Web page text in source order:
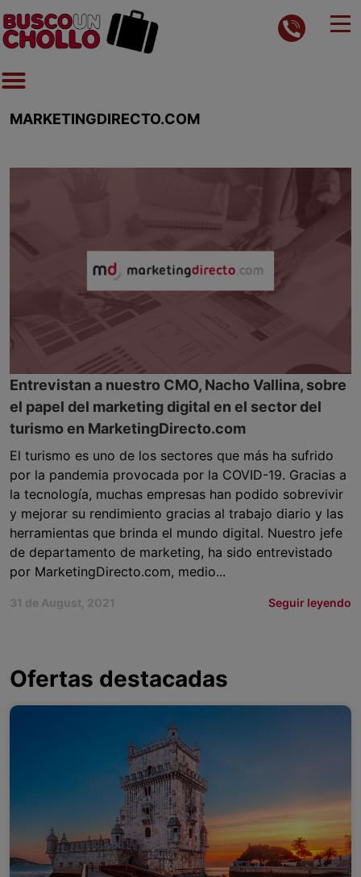
MARKETINGDIRECTO.COM
Entrevistan a nuestro CMO, Nacho Vallina, sobre
el papel del marketing digital en el sector del
turismo en MarketingDirecto.com
El turismo es uno de los sectores que más ha sufrido
por la pandemia provocada por la COVID-19. Gracias a
la tecnología, muchas empresas han podido sobrevivir
y mejorar su rendimiento gracias al trabajo diario y las
herramientas que brinda el mundo digital. Nuestro jefe
de departamento de marketing, ha sido entrevistado
por MarketingDirecto.com, medio...
31 de August, 2021 Seguir leyendo
Ofertas destacadas